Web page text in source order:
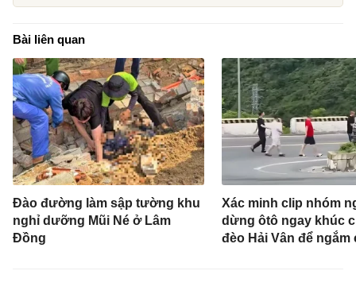
Bài liên quan
Đào đường làm sập tường khu
nghỉ dưỡng Mũi Né ở Lâm
Đồng
Xác minh clip nhóm
dừng ôtô ngay khúc
đèo Hải Vân để ngắm